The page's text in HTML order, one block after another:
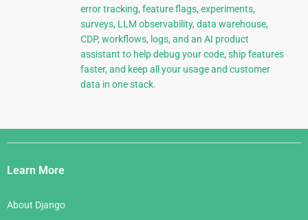
error tracking, feature flags, experiments,
surveys, LLM observability, data warehouse,
CDP, workflows, logs, and an AI product
assistant to help debug your code, ship features
faster, and keep all your usage and customer
data in one stack.
Django
Links
Learn More
About Django